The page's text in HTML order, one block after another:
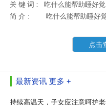
关 键 词 :
吃什么能帮助睡好
简 介 :
吃什么能帮助睡好
点击
最新资讯 更多 +
持续高温天，子女应注意呵护